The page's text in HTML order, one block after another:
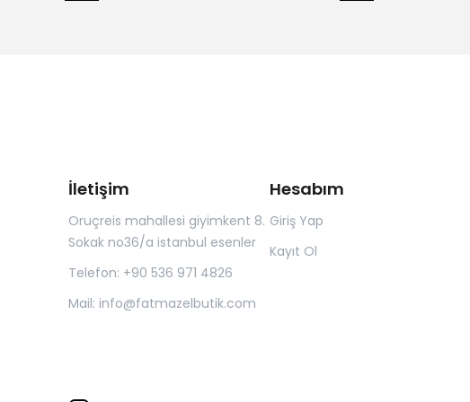
İletişim
Oruçreis mahallesi giyimkent 8.
Sokak no36/a istanbul esenler
Telefon: +90 536 971 4826
Mail: info@fatmazelbutik.com
Hesabım
Giriş Yap
Kayıt Ol